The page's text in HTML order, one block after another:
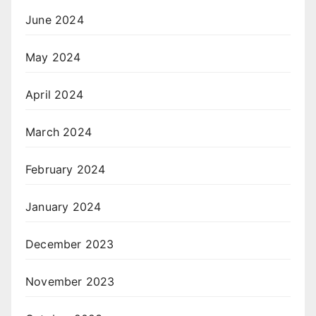
June 2024
May 2024
April 2024
March 2024
February 2024
January 2024
December 2023
November 2023